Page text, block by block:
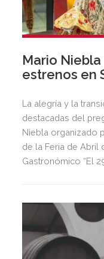
Mario
estrenos en
La alegría y la
destacadas del
Niebla organizado
de la Feria de Abril
Gastronómico “El